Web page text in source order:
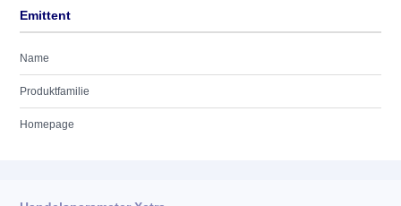
Emittent
Name
Produktfamilie
Homepage